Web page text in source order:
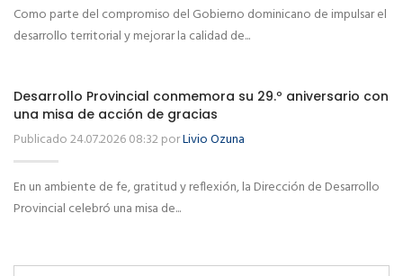
Como parte del compromiso del Gobierno dominicano de impulsar el
desarrollo territorial y mejorar la calidad de...
Desarrollo Provincial conmemora su 29.º aniversario con
una misa de acción de gracias
Publicado 24.07.2026 08:32 porLivio Ozuna
En un ambiente de fe, gratitud y reflexión, la Dirección de Desarrollo
Provincial celebró una misa de...